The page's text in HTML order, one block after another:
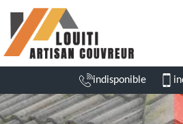
indisponible